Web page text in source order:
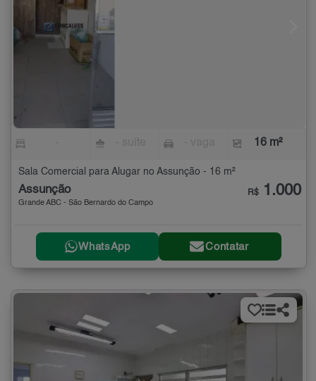
16 m²
Sala Comercial para Alugar no Assunção - 16 m²
Assunção
Grande ABC - São Bernardo do Campo
R$ 1.000
WhatsApp Contatar